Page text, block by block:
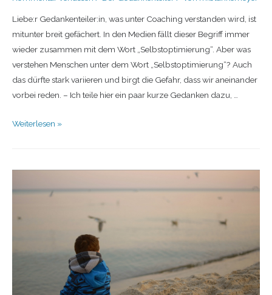
Liebe:r Gedankenteiler:in, was unter Coaching verstanden wird, ist
mitunter breit gefächert. In den Medien fällt dieser Begriff immer
wieder zusammen mit dem Wort „Selbstoptimierung“. Aber was
verstehen Menschen unter dem Wort „Selbstoptimierung“? Auch
das dürfte stark variieren und birgt die Gefahr, dass wir aneinander
vorbei reden. – Ich teile hier ein paar kurze Gedanken dazu, …
Weiterlesen »